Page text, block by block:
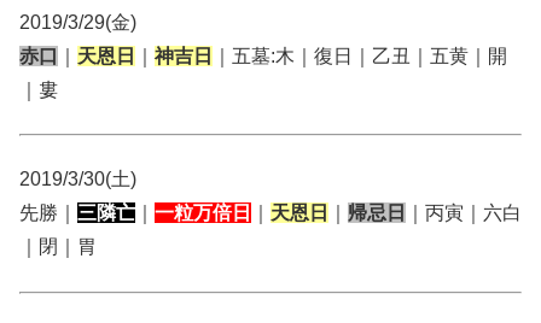
2019/3/29(金)
赤口
天恩日 神吉日
｜五墓:木｜復日｜乙丑｜五黄｜開
｜婁
2019/3/30(土)
先勝｜ 三隣亡 一粒万倍日 天恩日 帰忌日
｜丙寅｜六白
｜閉｜胃